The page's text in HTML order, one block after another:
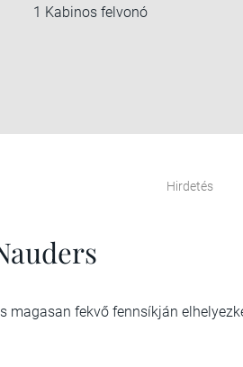
1 Kabinos felvonó
Hirdetés
magasan fekvő fennsíkján